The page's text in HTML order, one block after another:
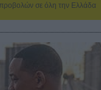
σε όλη την Ελλάδα